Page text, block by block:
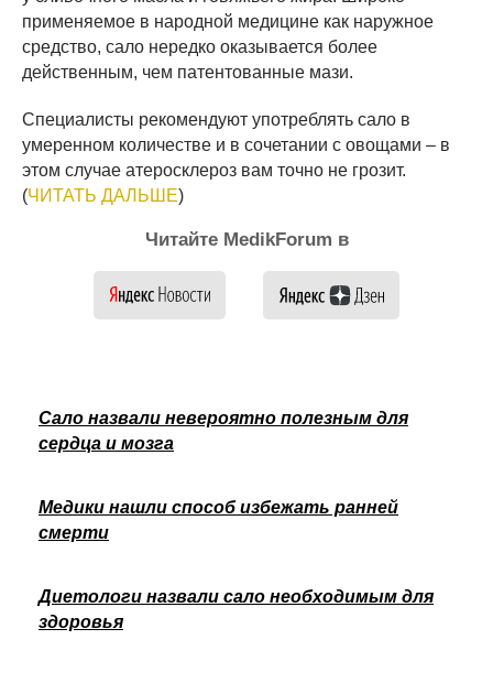
применяемое в народной медицине как наружное
средство, сало нередко оказывается более
действенным, чем патентованные мази.
Специалисты рекомендуют употреблять сало в
умеренном количестве и в сочетании с овощами – в
этом случае атеросклероз вам точно не грозит.
(ЧИТАТЬ ДАЛЬШЕ)
Читайте MedikForum в
Сало назвали невероятно полезным для
сердца и мозга
Медики нашли способ избежать ранней
смерти
Диетологи назвали сало необходимым для
здоровья